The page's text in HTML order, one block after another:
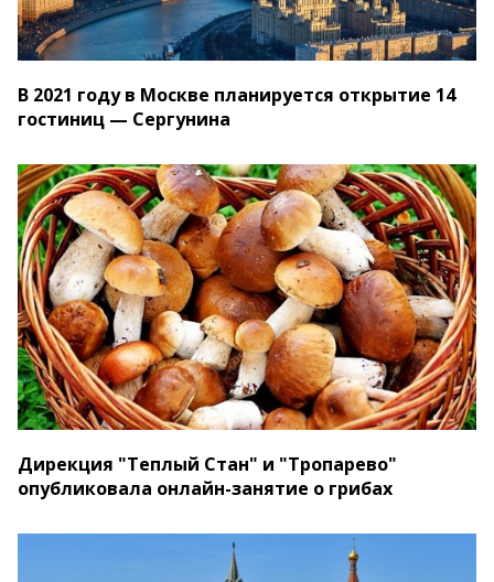
В 2021 году в Москве планируется открытие 14
гостиниц — Сергунина
Дирекция "Теплый Стан" и "Тропарево"
опубликовала онлайн-занятие о грибах